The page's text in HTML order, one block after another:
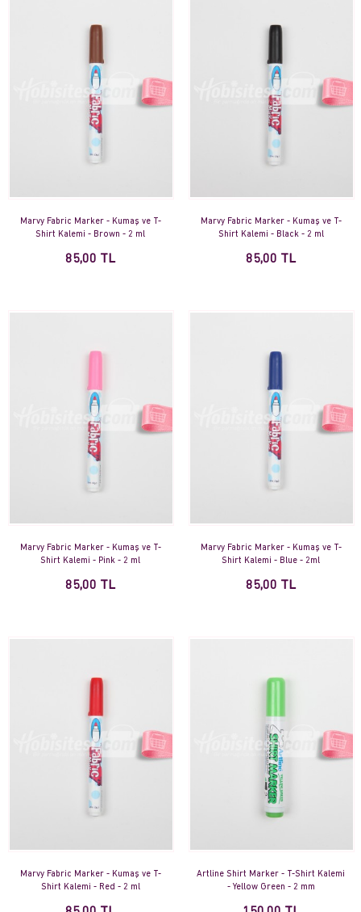
Marvy Fabric Marker - Kumaş ve T-
Shirt Kalemi - Brown - 2 ml
85,00 TL
Marvy Fabric Marker - Kumaş ve T-
Shirt Kalemi - Black - 2 ml
85,00 TL
Marvy Fabric Marker - Kumaş ve T-
Shirt Kalemi - Pink - 2 ml
85,00 TL
Marvy Fabric Marker - Kumaş ve T-
Shirt Kalemi - Blue - 2ml
85,00 TL
Marvy Fabric Marker - Kumaş ve T-
Shirt Kalemi - Red - 2 ml
Artline Shirt Marker - T-Shirt Kalemi
- Yellow Green - 2 mm